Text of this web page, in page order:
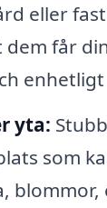
eller
får
yta:
som
blommor,